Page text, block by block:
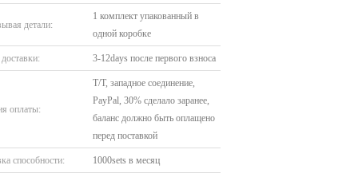
детали:
1 комплект упакованный в
одной коробке
3-12days после первого взноса
оплаты:
T/T, западное соединение,
PayPal, 30% сделало заранее,
баланс должно быть оплащено
перед поставкой
способности: 1000sets в месяц